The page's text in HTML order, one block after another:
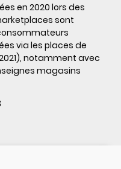
en 2020 lors des
sont
via les places de
notamment avec
magasins